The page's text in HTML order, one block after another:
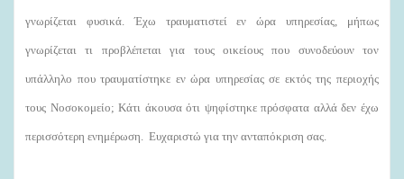
γνωρίζεται φυσικά. Έχω τραυματιστεί εν ώρα υπηρεσίας, μήπως
γνωρίζεται τι προβλέπεται για τους οικείους που συνοδεύουν τον
υπάλληλο που τραυματίστηκε εν ώρα υπηρεσίας σε εκτός της περιοχής
τους Νοσοκομείο; Κάτι άκουσα ότι ψηφίστηκε πρόσφατα αλλά δεν έχω
περισσότερη ενημέρωση. Ευχαριστώ για την ανταπόκριση σας.